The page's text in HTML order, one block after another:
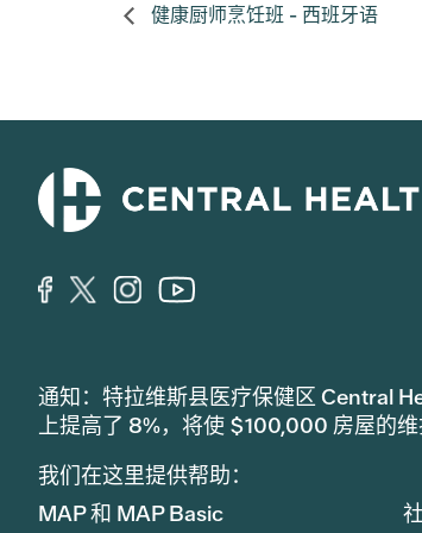
健康厨师烹饪班 - 西班牙语
通知：特拉维斯县医疗保健区 Central
上提高了 8%，将使 $100,000 房屋的
我们在这里提供帮助：
MAP 和 MAP Basic